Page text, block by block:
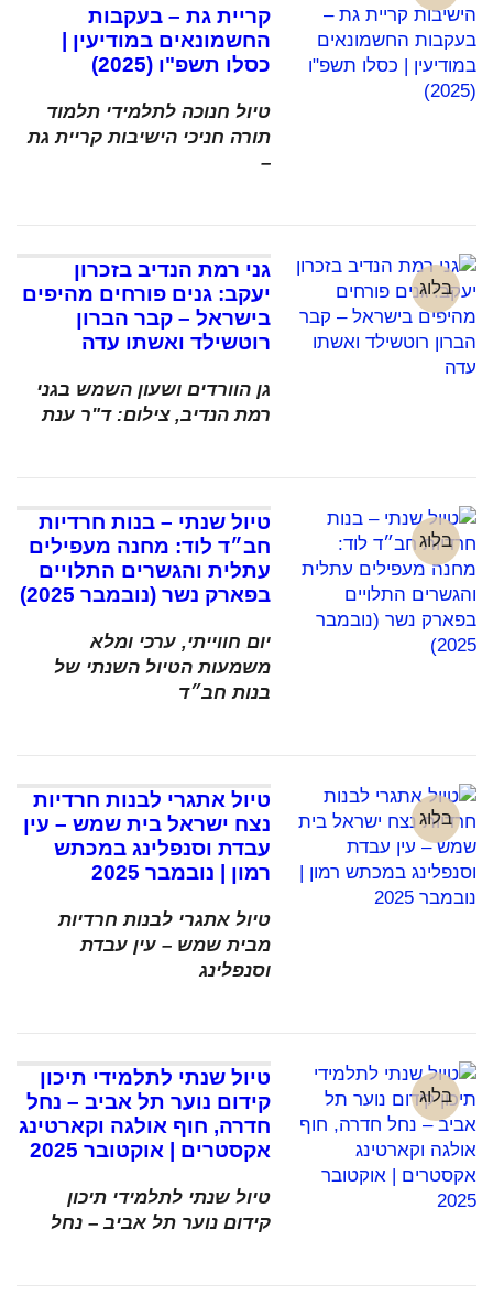
קריית גת – בעקבות
החשמונאים במודיעין |
כסלו תשפ"ו (2025)
טיול חנוכה לתלמידי תלמוד
תורה חניכי הישיבות קריית גת
–
בלוג
גני רמת הנדיב בזכרון
יעקב: גנים פורחים מהיפים
בישראל – קבר הברון
רוטשילד ואשתו עדה
גן הוורדים ושעון השמש בגני
רמת הנדיב, צילום: ד"ר ענת
בלוג
טיול שנתי – בנות חרדיות
חב״ד לוד: מחנה מעפילים
עתלית והגשרים התלויים
בפארק נשר (נובמבר 2025)
יום חווייתי, ערכי ומלא
משמעות הטיול השנתי של
בנות חב״ד
בלוג
טיול אתגרי לבנות חרדיות
נצח ישראל בית שמש – עין
עבדת וסנפלינג במכתש
רמון | נובמבר 2025
טיול אתגרי לבנות חרדיות
מבית שמש – עין עבדת
וסנפלינג
בלוג
טיול שנתי לתלמידי תיכון
קידום נוער תל אביב – נחל
חדרה, חוף אולגה וקארטינג
אקסטרים | אוקטובר 2025
טיול שנתי לתלמידי תיכון
קידום נוער תל אביב – נחל